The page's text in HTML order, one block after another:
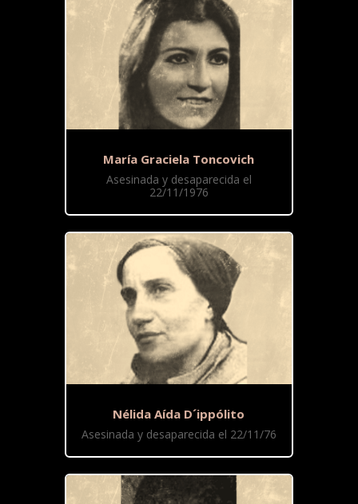
María Graciela Toncovich
Asesinada y desaparecida el
22/11/1976
Nélida Aída D´ippólito
Asesinada y desaparecida el 22/11/76